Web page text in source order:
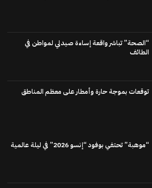
“الصحة” تباشر واقعة إساءة صيدلي لمواطن في
الطائف
توقعات بموجة حارة وأمطار على معظم المناطق
“موهبة” تحتفي بوفود “إنسو 2026” في ليلة عالمية